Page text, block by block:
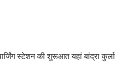
स्टेशन की शुरूआत यहां बांद्रा कुर्ला